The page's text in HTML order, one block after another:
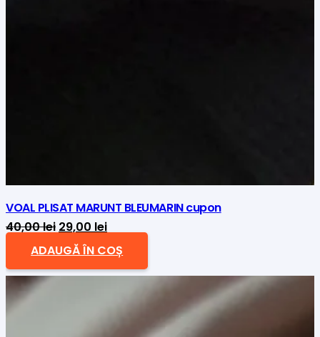
VOAL PLISAT MARUNT BLEUMARIN cupon
40,00lei Prețul
inițial
a
29,00 leiPrețul
curent
este:
29,00 lei.
ADAUGĂ ÎN COȘ